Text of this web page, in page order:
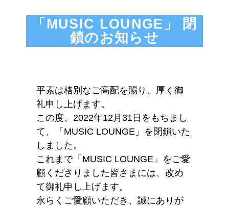
「MUSIC LOUNGE」 閉
鎖のお知らせ
平素は格別なご高配を賜り、厚く御
礼申し上げます。
この度、2022年12月31日をもちまし
て、「MUSIC LOUNGE」を閉鎖いた
しました。
これまで「MUSIC LOUNGE」をご愛
顧くださりました皆さまには、改め
て御礼申し上げます。
永らくご愛顧いただき、誠にありが